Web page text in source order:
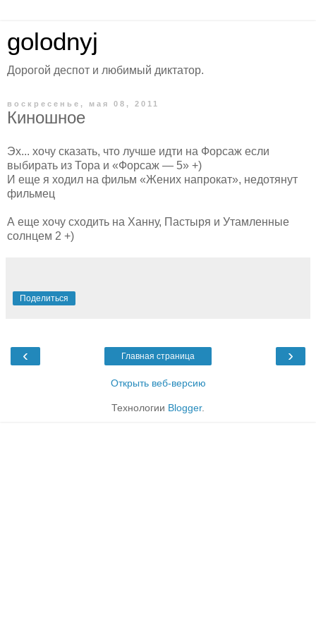
golodnyj
Дорогой деспот и любимый диктатор.
воскресенье, мая 08, 2011
Киношное
Эх... хочу сказать, что лучше идти на Форсаж если
выбирать из Тора и «Форсаж — 5» +)
И еще я ходил на фильм «Жених напрокат», недотянут
фильмец
А еще хочу сходить на Ханну, Пастыря и Утамленные
солнцем 2 +)
Поделиться
‹ ›
Главная страница
Открыть веб-версию
Технологии Blogger.